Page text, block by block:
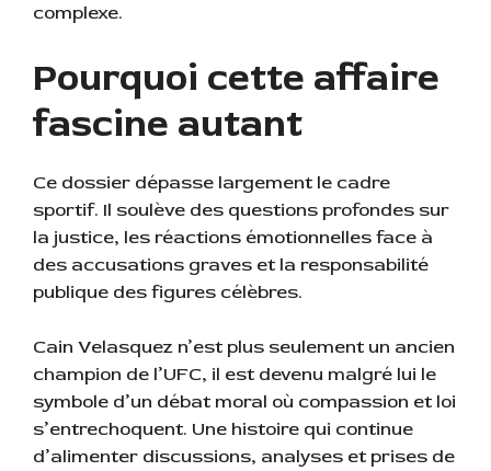
complexe.
Pourquoi cette affaire
fascine autant
Ce dossier dépasse largement le cadre
sportif. Il soulève des questions profondes sur
la justice, les réactions émotionnelles face à
des accusations graves et la responsabilité
publique des figures célèbres.
Cain Velasquez n’est plus seulement un ancien
champion de l’UFC, il est devenu malgré lui le
symbole d’un débat moral où compassion et loi
s’entrechoquent. Une histoire qui continue
d’alimenter discussions, analyses et prises de